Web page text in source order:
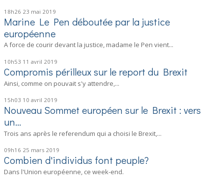
18h26 23 mai 2019
Marine Le Pen déboutée par la justice
européenne
A force de courir devant la justice, madame le Pen vient...
10h53 11 avril 2019
Compromis périlleux sur le report du Brexit
Ainsi, comme on pouvait s'y attendre,...
15h03 10 avril 2019
Nouveau Sommet européen sur le Brexit : vers
un...
Trois ans après le referendum qui a choisi le Brexit,...
09h16 25 mars 2019
Combien d'individus font peuple?
Dans l'Union européenne, ce week-end.